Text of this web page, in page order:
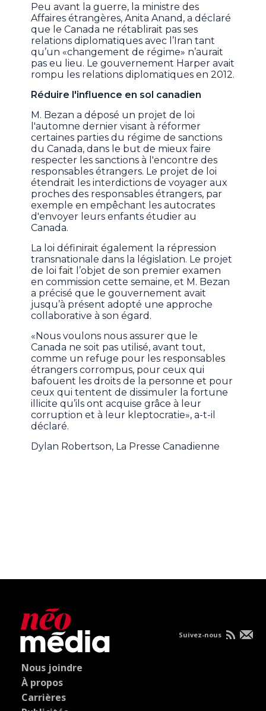
Peu avant la guerre, la ministre des
Affaires étrangères, Anita Anand, a déclaré
que le Canada ne rétablirait pas ses
relations diplomatiques avec l’Iran tant
qu’un «changement de régime» n’aurait
pas eu lieu. Le gouvernement Harper avait
rompu les relations diplomatiques en 2012.
Réduire l'influence en sol canadien
M. Bezan a déposé un projet de loi
l'automne dernier visant à réformer
certaines parties du régime de sanctions
du Canada, dans le but de mieux faire
respecter les sanctions à l'encontre des
responsables étrangers. Le projet de loi
étendrait les interdictions de voyager aux
proches des responsables étrangers, par
exemple en empêchant les autocrates
d'envoyer leurs enfants étudier au
Canada.
La loi définirait également la répression
transnationale dans la législation. Le projet
de loi fait l’objet de son premier examen
en commission cette semaine, et M. Bezan
a précisé que le gouvernement avait
jusqu’à présent adopté une approche
collaborative à son égard.
«Nous voulons nous assurer que le
Canada ne soit pas utilisé, avant tout,
comme un refuge pour les responsables
étrangers corrompus, pour ceux qui
bafouent les droits de la personne et pour
ceux qui tentent de dissimuler la fortune
illicite qu’ils ont acquise grâce à leur
corruption et à leur kleptocratie», a-t-il
déclaré.
Dylan Robertson, La Presse Canadienne
Nous joindre
À propos
Carrières
Suivez-nous